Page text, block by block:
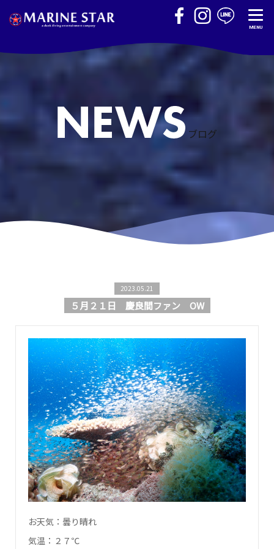
MENU
ブログ
2023.05.21
５月２１日 慶良間ファン OW
お天気：曇り晴れ
気温：２７℃